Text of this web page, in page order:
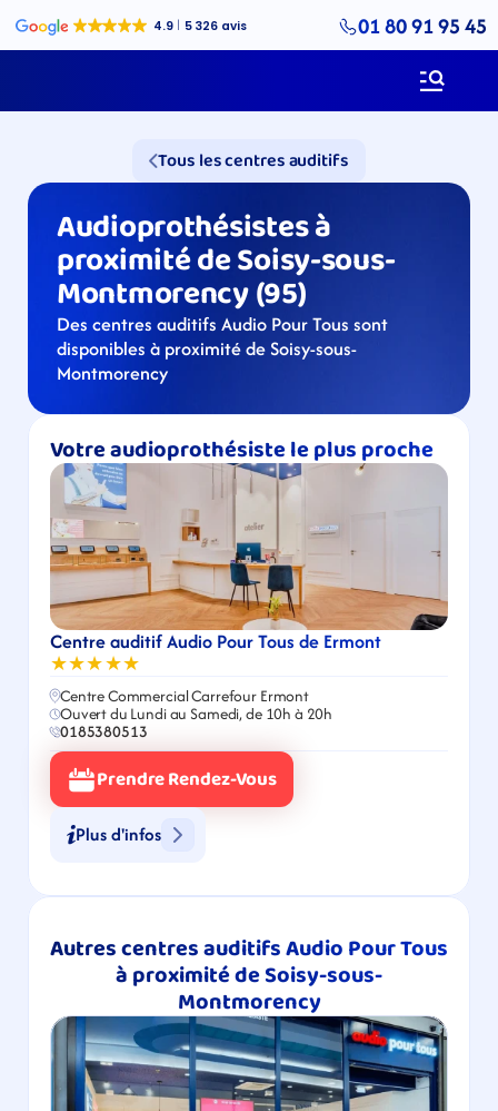
01 80 91 95 45
Tous les centres auditifs
Audioprothésistes à
proximité de Soisy-sous-
Montmorency​​ (95)
Des centres auditifs Audio Pour Tous sont
disponibles à proximité de Soisy-sous-
Montmorency​
Votre audioprothésiste le plus proche
Centre auditif Audio Pour Tous de Ermont
★★★★★
Centre Commercial Carrefour Ermont
Ouvert du Lundi au Samedi, de 10h à 20h
0185380513
Prendre Rendez-Vous
Plus d'infos
Autres centres auditifs Audio Pour Tous
à proximité de Soisy-sous-
Montmorency​